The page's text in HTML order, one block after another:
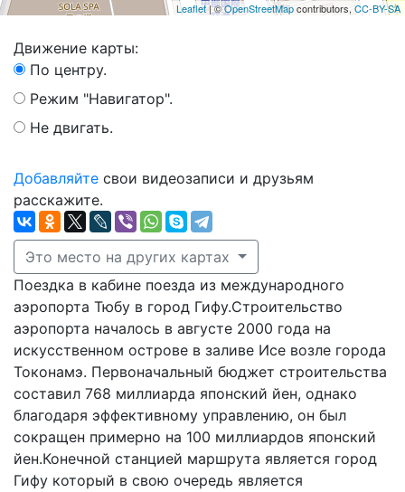
Leaflet| ©OpenStreetMapcontributors, CC-BY-SA
Движение карты:
По центру.
Режим "Навигатор".
Не двигать.
Добавляйте свои видеозаписи и друзьям
расскажите.
Это место на других картах
Поездка в кабине поезда из международного
аэропорта Тюбу в город Гифу.Строительство
аэропорта началось в августе 2000 года на
искусственном острове в заливе Исе возле города
Токонамэ. Первоначальный бюджет строительства
составил 768 миллиарда японский йен, однако
благодаря эффективному управлению, он был
сокращен примерно на 100 миллиардов японский
йен.Конечной станцией маршрута является город
Гифу который в свою очередь является